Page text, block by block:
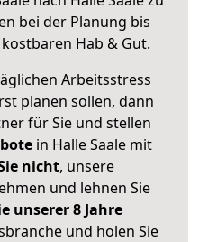
bei der Planung bis
Hab & Gut.
Arbeitsstress
planen sollen, dann
für Sie und stellen
in Halle Saale mit
nicht, unsere
und lehnen Sie
unserer 8 Jahre
und holen Sie